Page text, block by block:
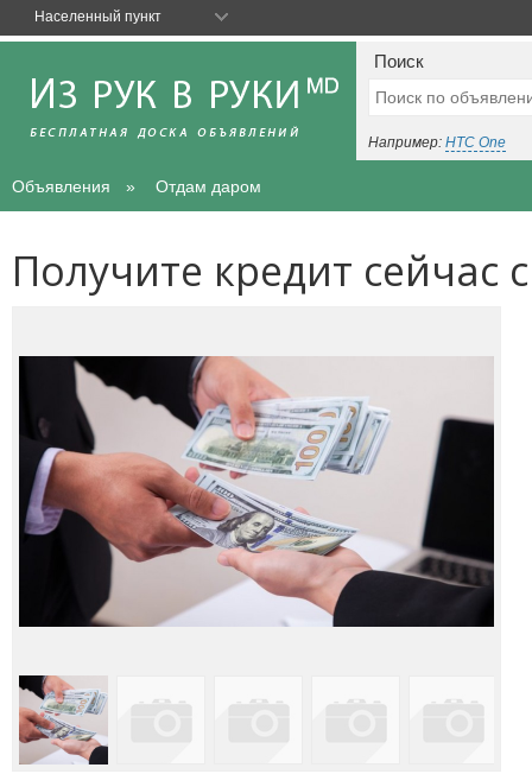
Поиск
Например: HTC One
Объявления Отдам даром
Получите кредит сейчас
Населенный пункт